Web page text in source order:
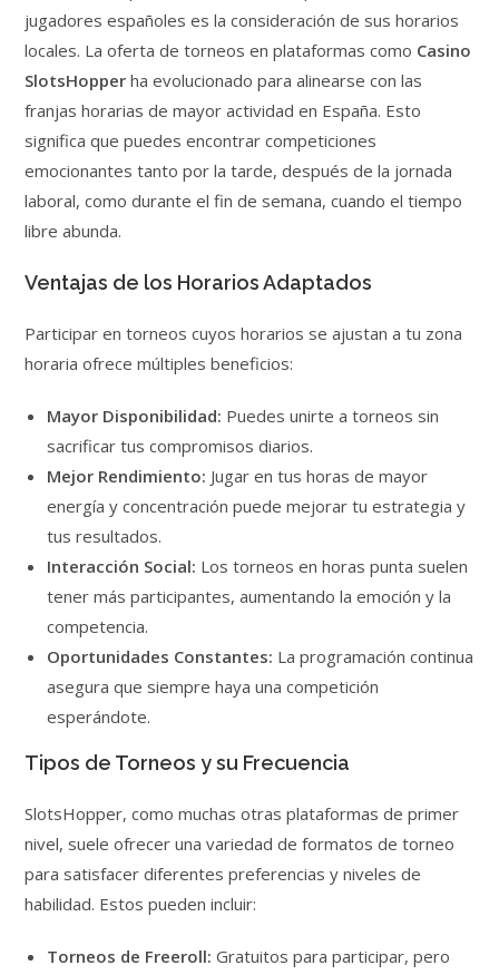
jugadores españoles es la consideración de sus horarios
locales. La oferta de torneos en plataformas como Casino
SlotsHopper ha evolucionado para alinearse con las
franjas horarias de mayor actividad en España. Esto
significa que puedes encontrar competiciones
emocionantes tanto por la tarde, después de la jornada
laboral, como durante el fin de semana, cuando el tiempo
libre abunda.
Ventajas de los Horarios Adaptados
Participar en torneos cuyos horarios se ajustan a tu zona
horaria ofrece múltiples beneficios:
Mayor Disponibilidad: Puedes unirte a torneos sin
sacrificar tus compromisos diarios.
Mejor Rendimiento: Jugar en tus horas de mayor
energía y concentración puede mejorar tu estrategia y
tus resultados.
Interacción Social: Los torneos en horas punta suelen
tener más participantes, aumentando la emoción y la
competencia.
Oportunidades Constantes: La programación continua
asegura que siempre haya una competición
esperándote.
Tipos de Torneos y su Frecuencia
SlotsHopper, como muchas otras plataformas de primer
nivel, suele ofrecer una variedad de formatos de torneo
para satisfacer diferentes preferencias y niveles de
habilidad. Estos pueden incluir:
Torneos de Freeroll: Gratuitos para participar, pero